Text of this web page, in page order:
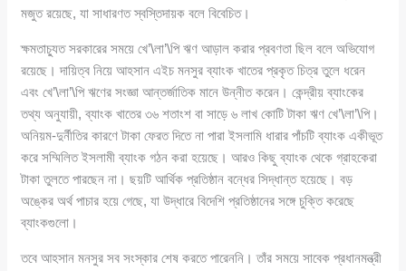
মজুত রয়েছে, যা সাধারণত স্বস্তিদায়ক বলে বিবেচিত।
ক্ষমতাচ্যুত সরকারের সময়ে খে’\লা’\পি ঋণ আড়াল করার প্রবণতা ছিল বলে অভিযোগ
রয়েছে। দায়িত্ব নিয়ে আহসান এইচ মনসুর ব্যাংক খাতের প্রকৃত চিত্র তুলে ধরেন
এবং খে’\লা’\পি ঋণের সংজ্ঞা আন্তর্জাতিক মানে উন্নীত করেন। কেন্দ্রীয় ব্যাংকের
তথ্য অনুযায়ী, ব্যাংক খাতের ৩৬ শতাংশ বা সাড়ে ৬ লাখ কোটি টাকা ঋণ খে’\লা’\পি।
অনিয়ম-দুর্নীতির কারণে টাকা ফেরত দিতে না পারা ইসলামি ধারার পাঁচটি ব্যাংক একীভূত
করে সম্মিলিত ইসলামী ব্যাংক গঠন করা হয়েছে। আরও কিছু ব্যাংক থেকে গ্রাহকেরা
টাকা তুলতে পারছেন না। ছয়টি আর্থিক প্রতিষ্ঠান বন্ধের সিদ্ধান্ত হয়েছে। বড়
অঙ্কের অর্থ পাচার হয়ে গেছে, যা উদ্ধারে বিদেশি প্রতিষ্ঠানের সঙ্গে চুক্তি করেছে
ব্যাংকগুলো।
তবে আহসান মনসুর সব সংস্কার শেষ করতে পারেননি। তাঁর সময়ে সাবেক প্রধানমন্ত্রী